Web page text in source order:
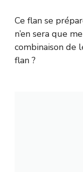
Ce flan se
n’en sera que
combinaison de
flan ?